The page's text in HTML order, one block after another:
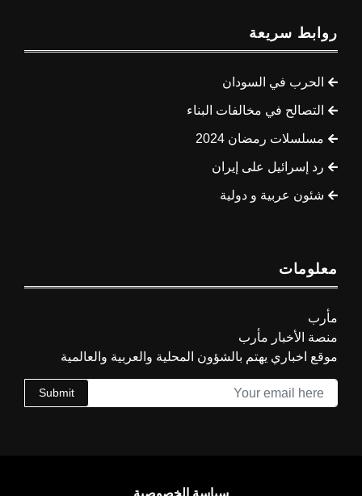
روابط سريعة
الحرب في السودان
التصالح في مخالفات البناء
مسلسلات رمضان 2024
رد إسرائيل على إيران
شئون عربية و دولية
معلومات
مأرب
منصة الأخبار مأرب
موقع اخباري يهتم بالشؤون المحلية والعربية والعالمية
Submit